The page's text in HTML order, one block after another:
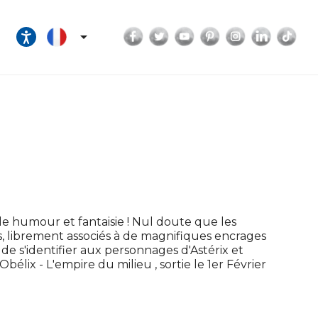
 Facebook
TwitterYouTubePinterestInstagram
humour et fantaisie ! Nul doute que les
associés à de magnifiques encrages
s'identifier aux personnages d'Astérix et
- L'empire du milieu , sortie le 1er Février